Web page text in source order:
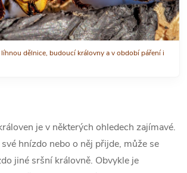
líhnou dělnice, budoucí královny a v období páření i
je v některých ohledech zajímavé.
hnízdo nebo o něj přijde, může se
jiné sršní královně. Obvykle je